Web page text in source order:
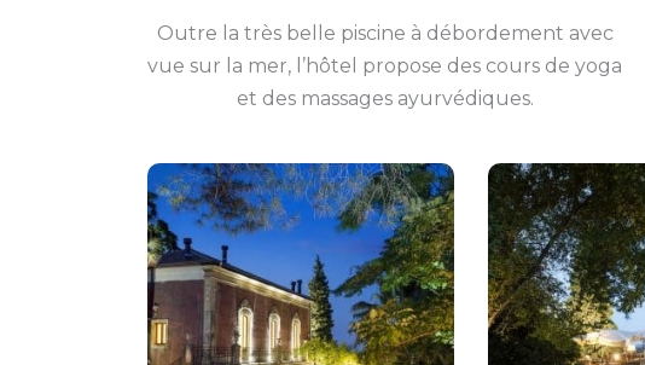
Outre la très belle piscine à débordement avec
vue sur la mer, l’hôtel propose des cours de yoga
et des massages ayurvédiques.